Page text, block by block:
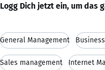
Logg Dich jetzt ein, um das
General Management
Sales management Internet